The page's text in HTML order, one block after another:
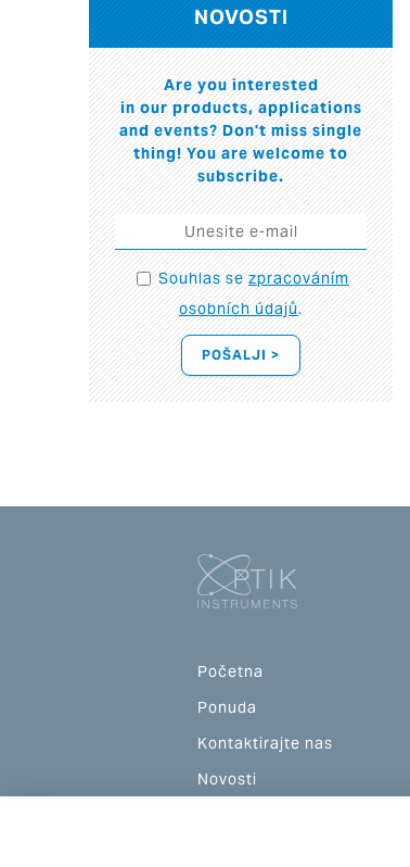
NOVOSTI
Are you interested
in our products, applications
and events? Don't miss single
thing! You are welcome to
subscribe.
Souhlas sezpracováním
osobních údajů.
POŠALJI >
Početna
Ponuda
Kontaktirajte nas
Novosti